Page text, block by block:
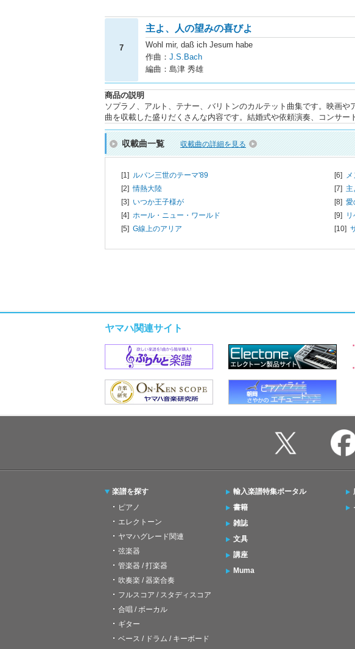
7
主よ、人の望みの喜びよ
Wohl mir, daß ich Jesum habe
作曲： J.S.Bach
編曲：島津 秀雄
商品の説明
ソプラノ、アルト、テナー、バリトンのカルテット曲集です。映画
曲を収載した盛りだくさんな内容です。結婚式や依頼演奏、コンサ
収載曲一覧 収載曲の詳細を見る
[1] ルパン三世のテーマ'89
[2]情熱大陸
[3] いつか王子様が
[4] ホール・ニュー・ワールド
[5] G線上のアリア
[6]
[7] 主
[8] 愛
[9]
[10]
ヤマハ関連サイト
楽譜を探す
ピアノ
エレクトーン
ヤマハグレード関連
弦楽器
管楽器 / 打楽器
吹奏楽 / 器楽合奏
フルスコア / スタディスコア
合唱 / ボーカル
ギター
ベース / ドラム / キーボード
輸入楽譜特集ポータル
書籍
雑誌
文具
講座
Muma